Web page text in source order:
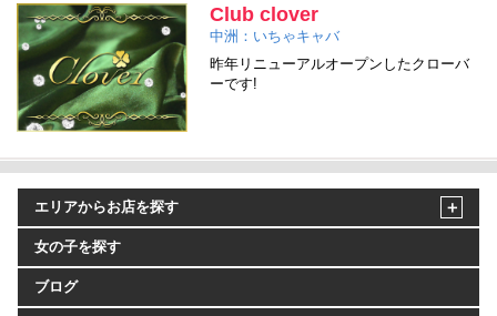
Club clover
中洲：いちゃキャバ
昨年リニューアルオープンしたクローバ
ーです!
エリアからお店を探す
女の子を探す
ブログ